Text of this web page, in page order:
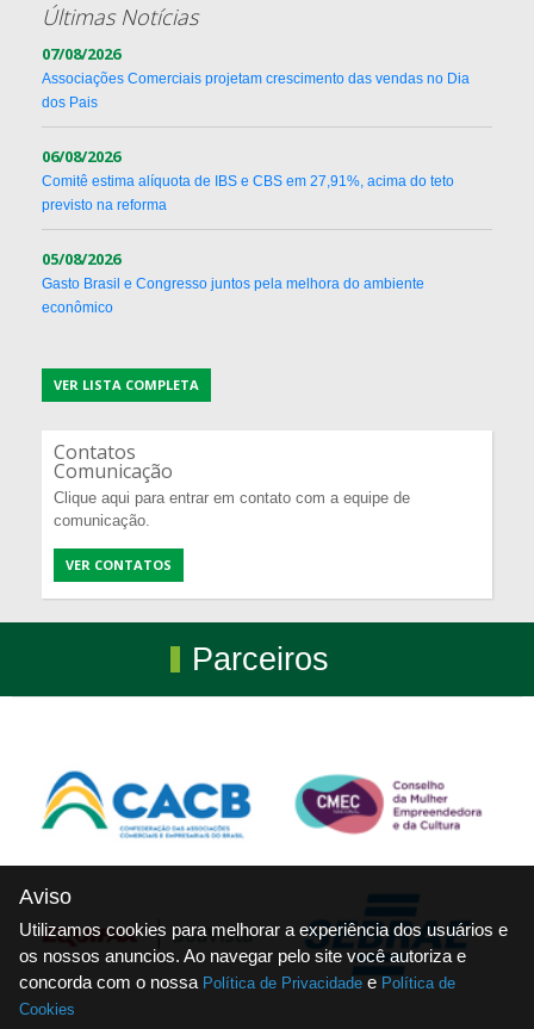
Últimas Notícias
07/08/2026
Associações Comerciais projetam crescimento das vendas no Dia
dos Pais
06/08/2026
Comitê estima alíquota de IBS e CBS em 27,91%, acima do teto
previsto na reforma
05/08/2026
Gasto Brasil e Congresso juntos pela melhora do ambiente
econômico
VER LISTA COMPLETA
Contatos
Comunicação
Clique aqui para entrar em contato com a equipe de
comunicação.
VER CONTATOS
Parceiros
Aviso
Utilizamos cookies para melhorar a experiência dos usuários e
os nossos anuncios. Ao navegar pelo site você autoriza e
concorda com o nossa Política de Privacidade e Política de
Cookies